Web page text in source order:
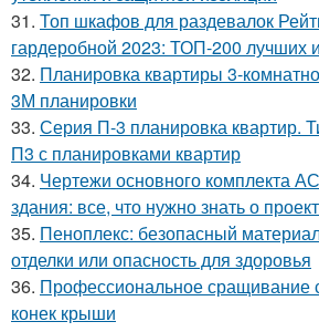
31. Топ шкафов для раздевалок
гардеробной 2023: ТОП-200 лучших
32. Планировка квартиры 3-
3М планировки
33. Серия П-3 планировка квартир.
П3 с планировками квартир
34. Чертежи основного комплекта
здания: все, что нужно знать о
35. Пеноплекс: безопасный
отделки или опасность для здоровья
36. Профессиональное сращивание
конек крыши